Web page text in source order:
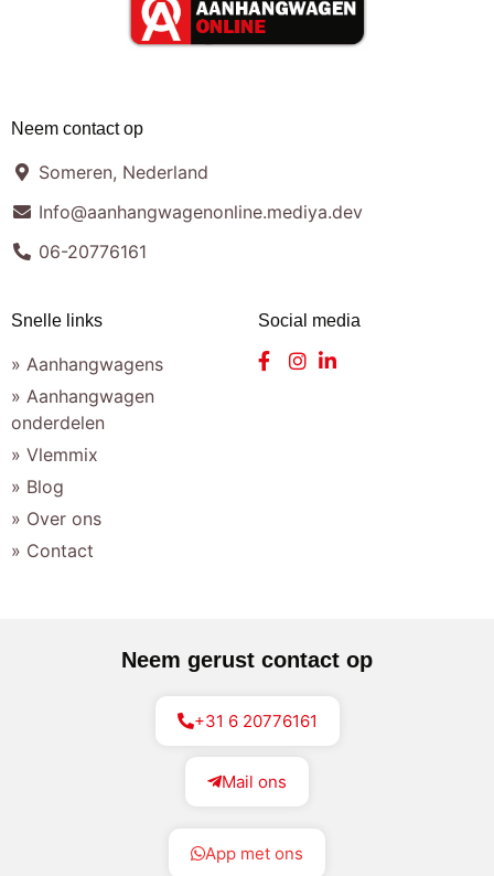
Neem contact op
Someren, Nederland
Info@aanhangwagenonline.mediya.dev
06-20776161
Snelle links
» Aanhangwagens
» Aanhangwagen
onderdelen
» Vlemmix
» Blog
» Over ons
» Contact
Social media
Neem gerust contact op
+31 6 20776161
Mail ons
App met ons